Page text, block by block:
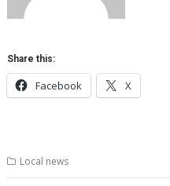
Share this:
Facebook X
Local news